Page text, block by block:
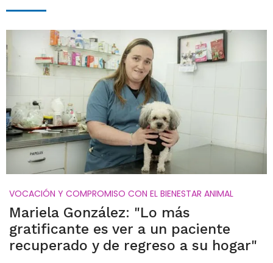
VOCACIÓN Y COMPROMISO CON EL BIENESTAR ANIMAL
Mariela González: "Lo más
gratificante es ver a un paciente
recuperado y de regreso a su hogar"